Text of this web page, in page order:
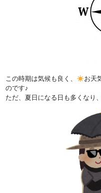
この時期は気候も良く、
お天
のです♪
ただ、夏日になる日も多くなり